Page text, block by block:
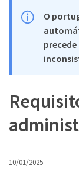
O
10/01/2025